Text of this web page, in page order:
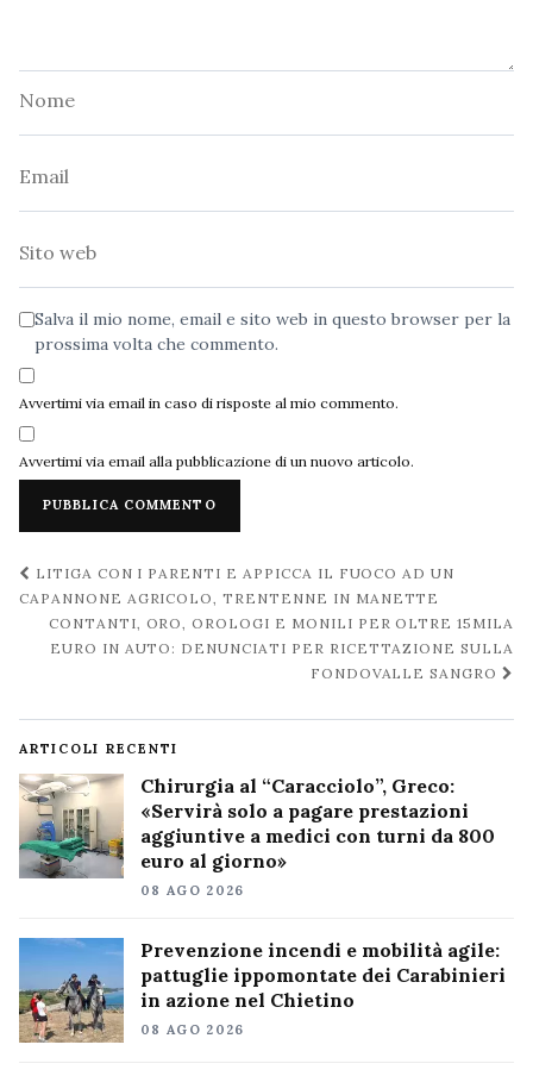
Salva il mio nome, email e sito web in questo browser per la
prossima volta che commento.
Avvertimi via email in caso di risposte al mio commento.
Avvertimi via email alla pubblicazione di un nuovo articolo.
Navigazione
post
LITIGA CON I PARENTI E APPICCA IL FUOCO AD UN
CAPANNONE AGRICOLO, TRENTENNE IN MANETTE
CONTANTI, ORO, OROLOGI E MONILI PER OLTRE 15MILA
EURO IN AUTO: DENUNCIATI PER RICETTAZIONE SULLA
FONDOVALLE SANGRO
ARTICOLI RECENTI
Chirurgia al “Caracciolo”, Greco:
«Servirà solo a pagare prestazioni
aggiuntive a medici con turni da 800
euro al giorno»
08 AGO 2026
Prevenzione incendi e mobilità agile:
pattuglie ippomontate dei Carabinieri
in azione nel Chietino
08 AGO 2026